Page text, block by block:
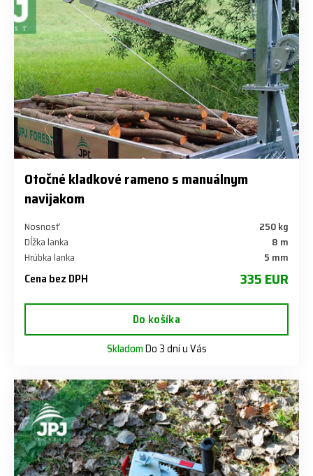
Otočné kladkové rameno s manuálnym
navijakom
Nosnosť
250 kg
Dĺžka lanka
8 m
Hrúbka lanka
5 mm
Cena bez DPH 335 EUR
Do košíka
SkladomDo 3 dní u Vás